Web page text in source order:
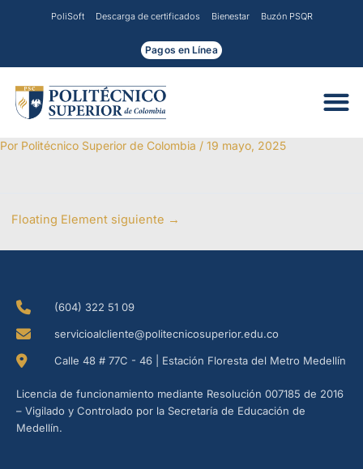
PoliSoft Descarga de certificados Bienestar Buzón PSQR
Pagos en Línea
Por Politécnico Superior de Colombia / 19 mayo, 2025
Floating Element siguiente →
(604) 322 51 09
servicioalcliente@politecnicosuperior.edu.co
Calle 48 # 77C - 46 | Estación Floresta del Metro Medellín
Licencia de funcionamiento mediante Resolución 007185 de 2016
– Vigilado y Controlado por la Secretaría de Educación de
Medellín.